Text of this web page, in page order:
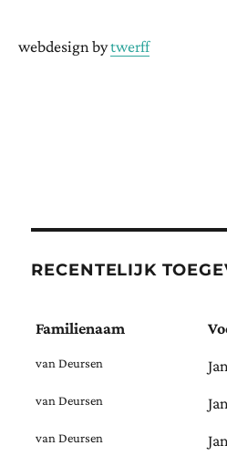
webdesign bytwerff
RECENTELIJK
Familienaam
van Deursen
van Deursen Jan
van Deursen Jan